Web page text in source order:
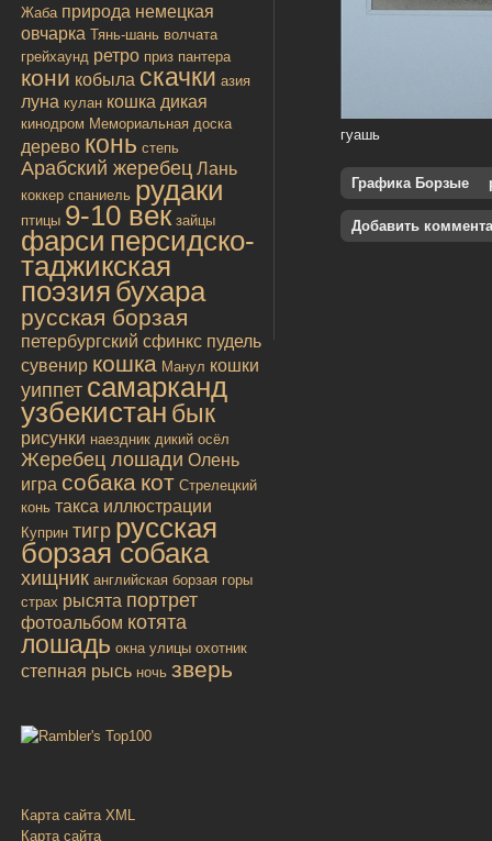
Жаба природа немецкая
овчарка Тянь-шань волчата
грейхаунд ретро приз пантера
кони кобыла скачки азия
луна кулан кошка дикая
кинодром Мемориальная доска
дерево конь степь
Арабский жеребец Лань
коккер спаниель рудаки
птицы 9-10 век зайцы
фарси персидско-
таджикская
поэзия бухара
русская борзая
петербургский сфинкс пудель
сувенир кошка Манул кошки
уиппет самарканд
узбекистан бык
рисунки наездник дикий осёл
Жеребец лошади Олень
игра собака кот Стрелецкий
конь такса иллюстрации
Куприн тигр русская
борзая собака
хищник английская борзая горы
страх рысята портрет
фотоальбом котята
лошадь окна улицы охотник
степная рысь ночь зверь
Карта сайта XML
Карта сайта
гуашь
Графика Борзые
Добавить